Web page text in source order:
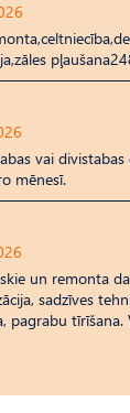
vai divistabas
mēnesī.
un remonta
sadzīves
pagrabu tīrīšana.